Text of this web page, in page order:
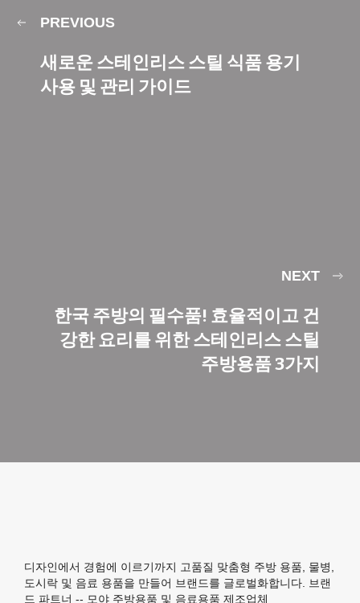
PREVIOUS
새로운 스테인리스 스틸 식품 용기
사용 및 관리 가이드
NEXT
한국 주방의 필수품! 효율적이고 건
강한 요리를 위한 스테인리스 스틸
주방용품 3가지
디자인에서 경험에 이르기까지 고품질 맞춤형 주방 용품, 물병,
도시락 및 음료 용품을 만들어 브랜드를 글로벌화합니다. 브랜
드 파트너 -- 모야 주방용품 및 음료용품 제조업체